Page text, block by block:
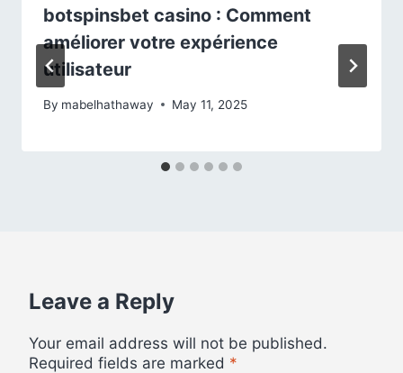
botspinsbet casino : Comment
améliorer votre expérience
utilisateur
By mabelhathaway May 11, 2025
Leave a Reply
Your email address will not be published.
Required fields are marked *